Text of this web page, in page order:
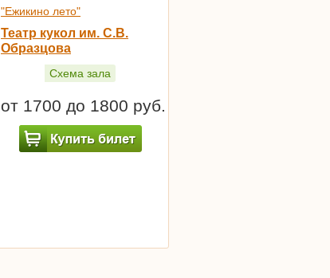
"Ежикино лето"
Театр кукол им. С.В.
Образцова
Схема зала
от 1700 до 1800 руб.